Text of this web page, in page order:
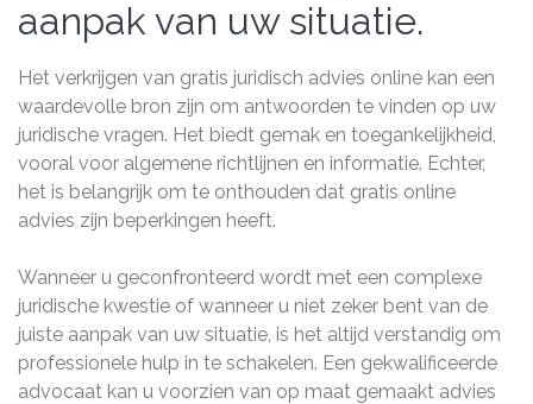
aanpak van uw situatie.
Het verkrijgen van gratis juridisch advies online kan een
waardevolle bron zijn om antwoorden te vinden op uw
juridische vragen. Het biedt gemak en toegankelijkheid,
vooral voor algemene richtlijnen en informatie. Echter,
het is belangrijk om te onthouden dat gratis online
advies zijn beperkingen heeft.
Wanneer u geconfronteerd wordt met een complexe
juridische kwestie of wanneer u niet zeker bent van de
juiste aanpak van uw situatie, is het altijd verstandig om
professionele hulp in te schakelen. Een gekwalificeerde
advocaat kan u voorzien van op maat gemaakt advies